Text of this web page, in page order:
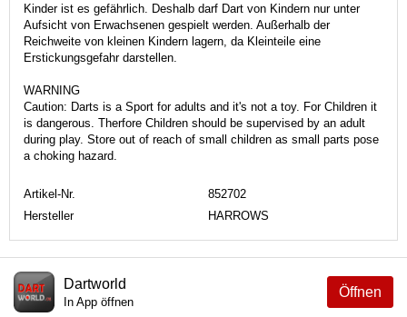
Kinder ist es gefährlich. Deshalb darf Dart von Kindern nur unter
Aufsicht von Erwachsenen gespielt werden. Außerhalb der
Reichweite von kleinen Kindern lagern, da Kleinteile eine
Erstickungsgefahr darstellen.
WARNING
Caution: Darts is a Sport for adults and it's not a toy. For Children it
is dangerous. Therfore Children should be supervised by an adult
during play. Store out of reach of small children as small parts pose
a choking hazard.
Artikel-Nr.
852702
Hersteller
HARROWS
Öffnen
Dartworld
In App öffnen